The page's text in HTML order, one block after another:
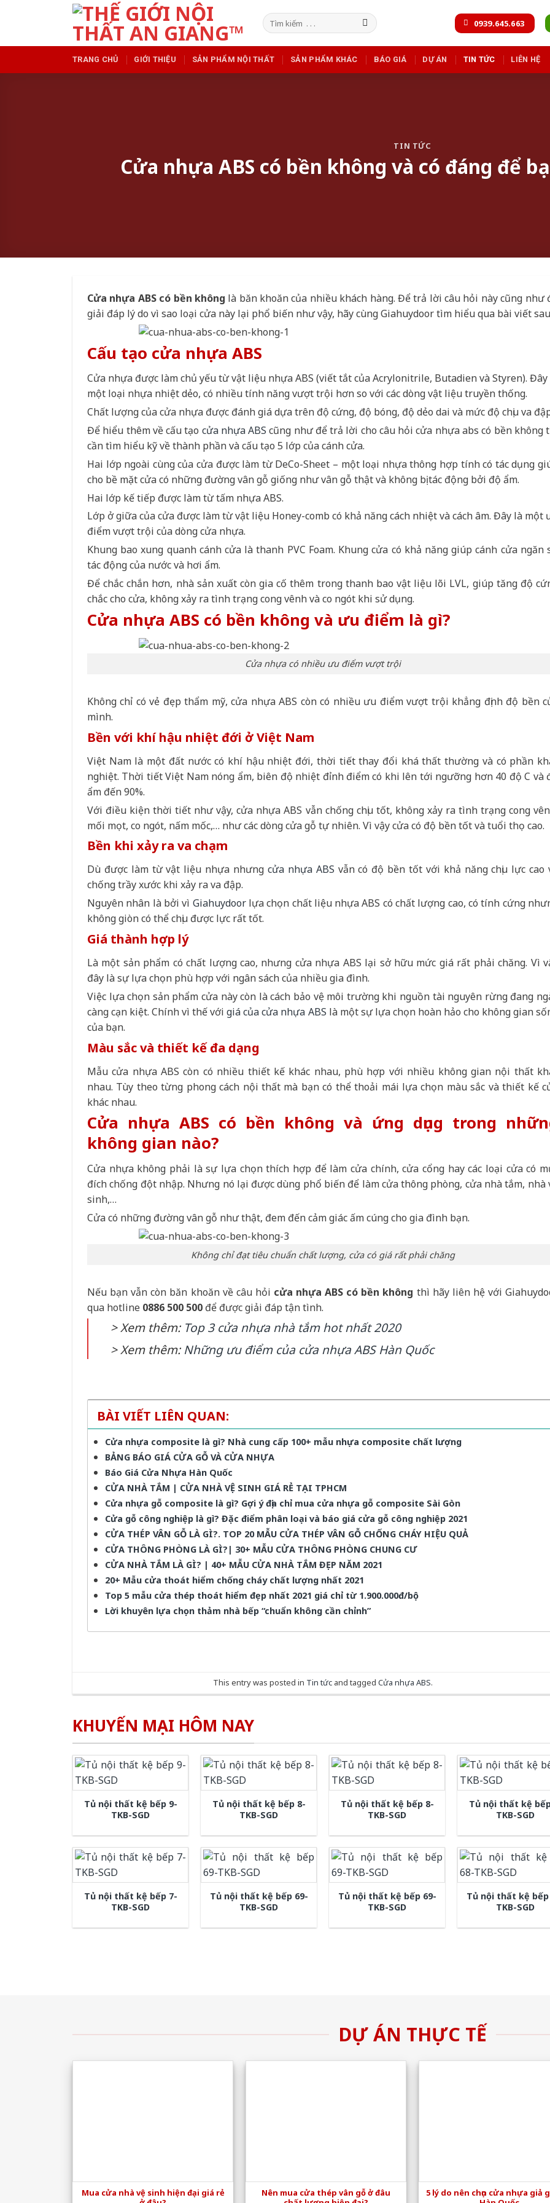
Tìm
kiếm:
0939.645.663
TRANG CHỦ GIỚI THIỆU SẢN PHẨM NỘI THẤT SẢN PHẨM KHÁC BÁO GIÁ DỰ ÁN TIN TỨC LIÊN HỆ
TIN TỨC
Cửa nhựa ABS có bền không và có đáng để
Cửa nhựa ABS có bền không là băn khoăn của nhiều khách hàng. Để trả lời câu hỏi này cũng như
giải đáp lý do vì sao loại cửa này lại phổ biến như vậy, hãy cùng Giahuydoor tìm hiểu qua bài viết
Cấu tạo cửa nhựa ABS
Cửa nhựa được làm chủ yếu từ vật liệu nhựa ABS (viết tắt của Acrylonitrile, Butadien và Styren). Đây
một loại nhựa nhiệt dẻo, có nhiều tính năng vượt trội hơn so với các dòng vật liệu truyền thống.
Chất lượng của cửa nhựa được đánh giá dựa trên độ cứng, độ bóng, độ dẻo dai và mức độ chịu va
Để hiểu thêm về cấu tạo cửa nhựa ABS cũng như để trả lời cho câu hỏi cửa nhựa abs có bền không
cần tìm hiểu kỹ về thành phần và cấu tạo 5 lớp của cánh cửa.
Hai lớp ngoài cùng của cửa được làm từ DeCo-Sheet – một loại nhựa thông hợp tính có tác dụng
cho bề mặt cửa có những đường vân gỗ giống như vân gỗ thật và không bị tác động bởi độ ẩm.
Hai lớp kế tiếp được làm từ tấm nhựa ABS.
Lớp ở giữa của cửa được làm từ vật liệu Honey-comb có khả năng cách nhiệt và cách âm. Đây là một
điểm vượt trội của dòng cửa nhựa.
Khung bao xung quanh cánh cửa là thanh PVC Foam. Khung cửa có khả năng giúp cánh cửa ngăn
tác động của nước và hơi ẩm.
Để chắc chắn hơn, nhà sản xuất còn gia cố thêm trong thanh bao vật liệu lõi LVL, giúp tăng độ
chắc cho cửa, không xảy ra tình trạng cong vênh và co ngót khi sử dụng.
Cửa nhựa ABS có bền không và ưu điểm là gì?
Cửa nhựa có nhiều ưu điểm vượt trội
Không chỉ có vẻ đẹp thẩm mỹ, cửa nhựa ABS còn có nhiều ưu điểm vượt trội khẳng định độ bền
mình.
Bền với khí hậu nhiệt đới ở Việt Nam
Việt Nam là một đất nước có khí hậu nhiệt đới, thời tiết thay đổi khá thất thường và có phần
nghiệt. Thời tiết Việt Nam nóng ẩm, biên độ nhiệt đỉnh điểm có khi lên tới ngưỡng hơn 40 độ C và
ẩm đến 90%.
Với điều kiện thời tiết như vậy, cửa nhựa ABS vẫn chống chịu tốt, không xảy ra tình trạng cong
mối mọt, co ngót, nấm mốc,… như các dòng cửa gỗ tự nhiên. Vì vậy cửa có độ bền tốt và tuổi thọ cao.
Bền khi xảy ra va chạm
Dù được làm từ vật liệu nhựa nhưng cửa nhựa ABS vẫn có độ bền tốt với khả năng chịu lực cao
chống trầy xước khi xảy ra va đập.
Nguyên nhân là bởi vì Giahuydoorlựa chọn chất liệu nhựa ABS có chất lượng cao, có tính cứng
không giòn có thể chịu được lực rất tốt.
Giá thành hợp lý
Là một sản phẩm có chất lượng cao, nhưng cửa nhựa ABS lại sở hữu mức giá rất phải chăng. Vì
đây là sự lựa chọn phù hợp với ngân sách của nhiều gia đình.
Việc lựa chọn sản phẩm cửa này còn là cách bảo vệ môi trường khi nguồn tài nguyên rừng đang
càng cạn kiệt. Chính vì thế vớigiá của cửa nhựa ABS là một sự lựa chọn hoàn hảo cho không gian
của bạn.
Màu sắc và thiết kế đa dạng
Mẫu cửa nhựa ABS còn có nhiều thiết kế khác nhau, phù hợp với nhiều không gian nội thất
nhau. Tùy theo từng phong cách nội thất mà bạn có thể thoải mái lựa chọn màu sắc và thiết kế
khác nhau.
Cửa nhựa ABS có bền không và ứng dụng trong
không gian nào?
Cửa nhựa không phải là sự lựa chọn thích hợp để làm cửa chính, cửa cổng hay các loại cửa có
đích chống đột nhập. Nhưng nó lại được dùng phổ biến để làm cửa thông phòng, cửa nhà tắm, nhà
sinh,…
Cửa có những đường vân gỗ như thật, đem đến cảm giác ấm cúng cho gia đình bạn.
Không chỉ đạt tiêu chuẩn chất lượng, cửa có giá rất phải chăng
Nếu bạn vẫn còn băn khoăn về câu hỏi cửa nhựa ABS có bền không thì hãy liên hệ với
qua hotline 0886 500 500 để được giải đáp tận tình.
> Xem thêm: Top 3 cửa nhựa nhà tắm hot nhất 2020
> Xem thêm: Những ưu điểm của cửa nhựa ABS Hàn Quốc
BÀI VIẾT LIÊN QUAN:
Cửa nhựa composite là gì? Nhà cung cấp 100+ mẫu nhựa composite chất lượng
BẢNG BÁO GIÁ CỬA GỖ VÀ CỬA NHỰA
Báo Giá Cửa Nhựa Hàn Quốc
CỬA NHÀ TẮM | CỬA NHÀ VỆ SINH GIÁ RẺ TẠI TPHCM
Cửa nhựa gỗ composite là gì? Gợi ý địa chỉ mua cửa nhựa gỗ composite Sài Gòn
Cửa gỗ công nghiệp là gì? Đặc điểm phân loại và báo giá cửa gỗ công nghiệp 2021
CỬA THÉP VÂN GỖ LÀ GÌ?. TOP 20 MẪU CỬA THÉP VÂN GỖ CHỐNG CHÁY HIỆU QUẢ
CỬA THÔNG PHÒNG LÀ GÌ?| 30+ MẪU CỬA THÔNG PHÒNG CHUNG CƯ
CỬA NHÀ TẮM LÀ GÌ? | 40+ MẪU CỬA NHÀ TẮM ĐẸP NĂM 2021
20+ Mẫu cửa thoát hiểm chống cháy chất lượng nhất 2021
Top 5 mẫu cửa thép thoát hiểm đẹp nhất 2021 giá chỉ từ 1.900.000đ/bộ
Lời khuyên lựa chọn thảm nhà bếp “chuẩn không cần chỉnh”
This entry was posted in Tin tức and tagged Cửa nhựa ABS.
KHUYẾN MẠI HÔM NAY
Tủ nội thất kệ bếp 9-
TKB-SGD
Tủ nội thất kệ bếp 8-
TKB-SGD
Tủ nội thất kệ bếp 8-
TKB-SGD
Tủ nội thất kệ
TKB-SGD
Tủ nội thất kệ bếp 7-
TKB-SGD
Tủ nội thất kệ bếp 69-
TKB-SGD
Tủ nội thất kệ bếp 69-
TKB-SGD
Tủ nội thất kệ bếp
TKB-SGD
DỰ ÁN THỰC TẾ
Mua cửa nhà vệ sinh hiện đại giá rẻ
Nên mua cửa thép vân gỗ ở đâu
5 lý do nên chọn cửa nhựa giả